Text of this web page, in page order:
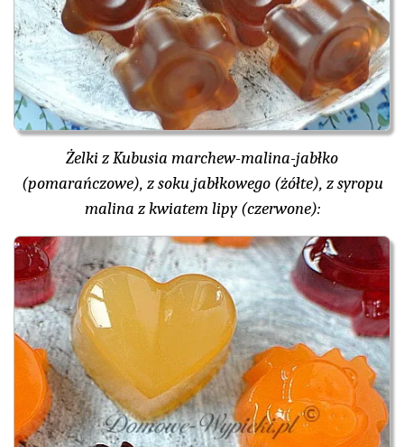
Żelki z Kubusia marchew-malina-jabłko
(pomarańczowe), z soku jabłkowego (żółte), z syropu
malina z kwiatem lipy (czerwone):